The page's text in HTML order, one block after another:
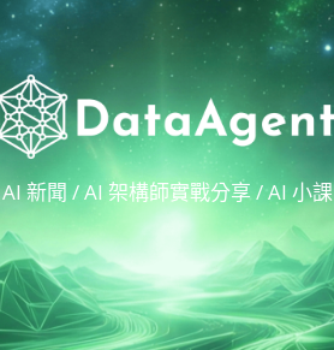
AI 新聞 / AI 架構師實戰分享 / AI 小課